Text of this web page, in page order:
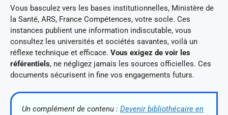
Vous basculez vers les bases institutionnelles, Ministère de
la Santé, ARS, France Compétences, votre socle. Ces
instances publient une information indiscutable, vous
consultez les universités et sociétés savantes, voilà un
réflexe technique et efficace. Vous exigez de voir les
référentiels, ne négligez jamais les sources officielles. Ces
documents sécurisent in fine vos engagements futurs.
Un complément de contenu : Devenir bibliothécaire en